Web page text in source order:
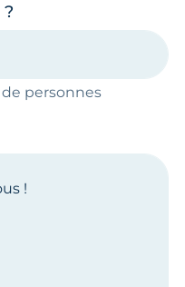
personnes